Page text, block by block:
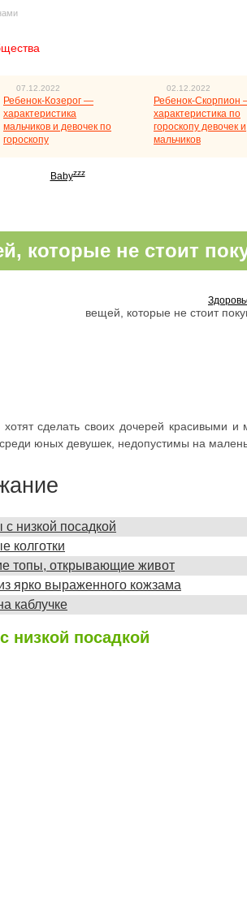
07.12.2022
Ребенок-Козерог —
характеристика
мальчиков и девочек по
гороскопу
02.12.2022
Ребенок-Скорпион
характеристика по
гороскопу девочек и
мальчиков
Babyzzz
вещей, которые не стоит
которые не стоит
сделать своих дочерей красивыми
юных девушек, недопустимы на
низкой посадкой
колготки
топы, открывающие живот
ярко выраженного кожзама
каблучке
низкой посадкой